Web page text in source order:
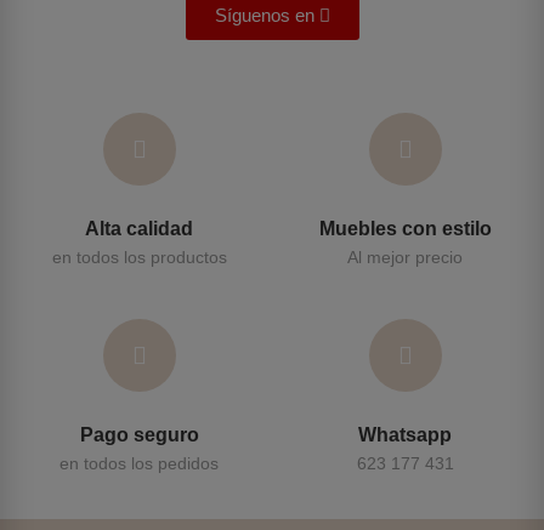
Síguenos en
Alta calidad
en todos los productos
Muebles con estilo
Al mejor precio
Pago seguro
en todos los pedidos
Whatsapp
623 177 431